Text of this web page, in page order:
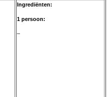
Ingrediënten:
1 persoon:
–